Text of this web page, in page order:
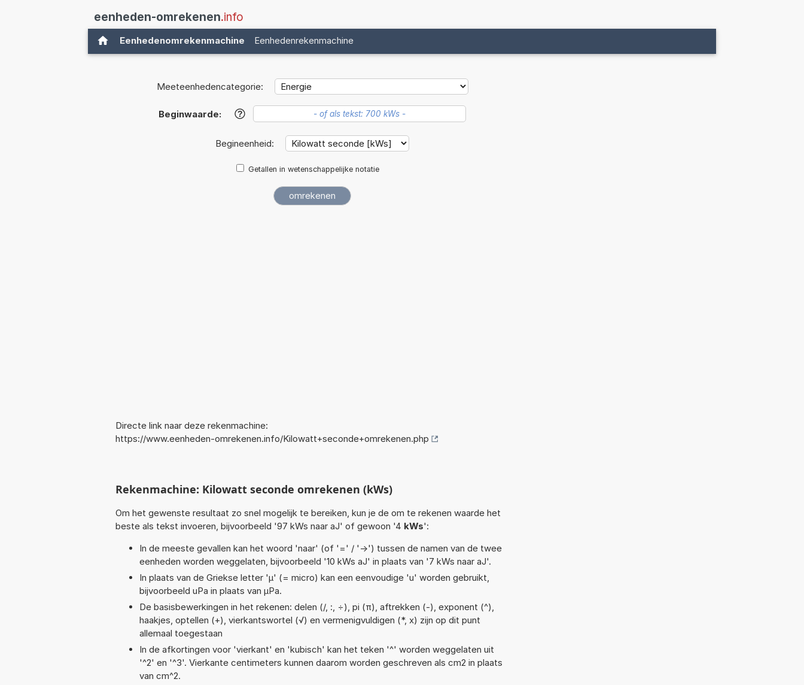
eenheden-omrekenen.info
Eenhedenomrekenmachine Eenhedenrekenmachine
Meeteenhedencategorie:
Beginwaarde: ?
Begineenheid:
Getallen in wetenschappelijke notatie
Directe link naar deze rekenmachine:
https://www.eenheden-omrekenen.info/Kilowatt+seconde+omrekenen.php
Rekenmachine: Kilowatt seconde omrekenen (kWs)
Om het gewenste resultaat zo snel mogelijk te bereiken, kun je de om te rekenen waarde het
beste als tekst invoeren, bijvoorbeeld '97 kWs naar aJ' of gewoon '4 kWs':
In de meeste gevallen kan het woord 'naar' (of '=' / '->') tussen de namen van de twee
eenheden worden weggelaten, bijvoorbeeld '10 kWs aJ' in plaats van '7 kWs naar aJ'.
In plaats van de Griekse letter 'µ' (= micro) kan een eenvoudige 'u' worden gebruikt,
bijvoorbeeld uPa in plaats van µPa.
De basisbewerkingen in het rekenen: delen (/, :, ÷), pi (π), aftrekken (-), exponent (^),
haakjes, optellen (+), vierkantswortel (√) en vermenigvuldigen (*, x) zijn op dit punt
allemaal toegestaan
In de afkortingen voor 'vierkant' en 'kubisch' kan het teken '^' worden weggelaten uit
'^2' en '^3'. Vierkante centimeters kunnen daarom worden geschreven als cm2 in plaats
van cm^2.